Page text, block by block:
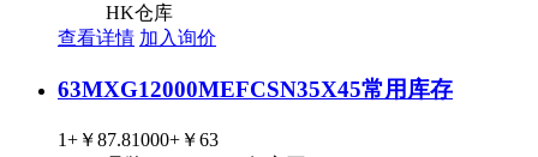
HK仓库
查看详情 加入询价
63MXG12000MEFCSN35X45常用库存
1+ ￥87.81000+ ￥63